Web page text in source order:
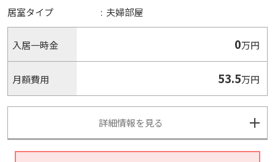
居室タイプ : 夫婦部屋
入居一時金 0万円
月額費用 53.5万円
詳細情報を見る